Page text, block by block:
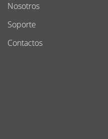
Nosotros
Soporte
Contactos